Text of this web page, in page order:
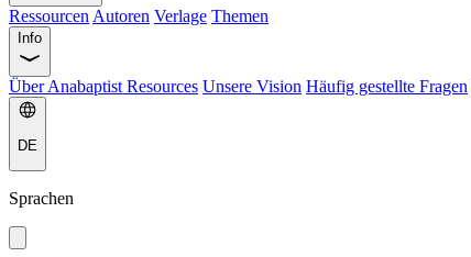
Ressourcen Autoren Verlage Themen
Info
Über Anabaptist Resources Unsere Vision Häufig gestellte Fragen
DE
Sprachen